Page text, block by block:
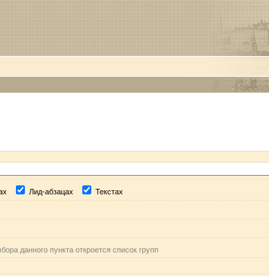
Лид-абзацах Текстах
данного пункта откроется список групп